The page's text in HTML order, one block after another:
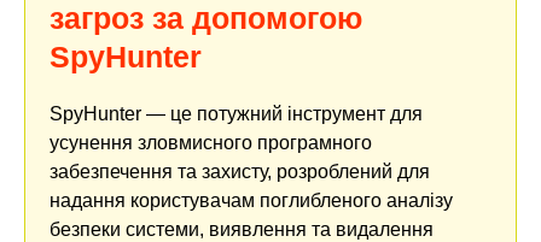
загроз за допомогою
SpyHunter
SpyHunter — це потужний інструмент для
усунення зловмисного програмного
забезпечення та захисту, розроблений для
надання користувачам поглибленого аналізу
безпеки системи, виявлення та видалення